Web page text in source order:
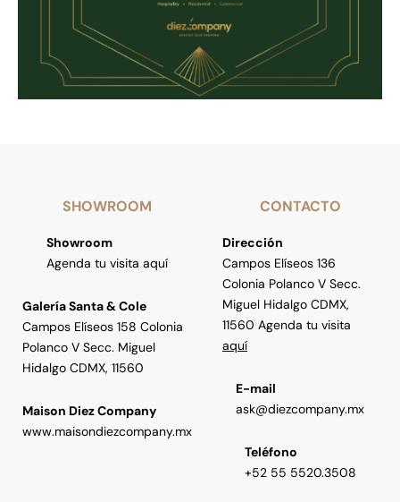
SHOWROOM
Showroom
Agenda tu visita aquí
Galería Santa & Cole
Campos Elíseos 158 Colonia
Polanco V Secc. Miguel
Hidalgo CDMX, 11560
Maison Diez Company
www.maisondiezcompany.mx
CONTACTO
Dirección
Campos Elíseos 136
Colonia Polanco V Secc.
Miguel Hidalgo CDMX,
11560 Agenda tu visita
aquí
E-mail
ask@diezcompany.mx
Teléfono
+52 55 5520.3508